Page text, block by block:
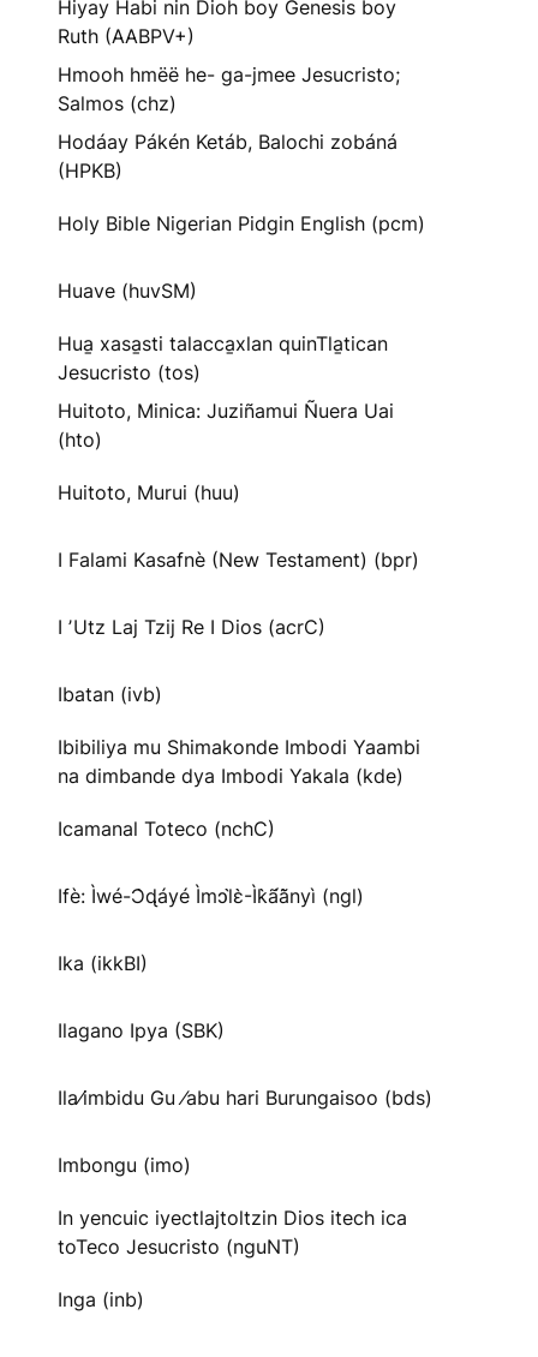
Hiyay Habi nin Dioh boy Genesis boy
Ruth (AABPV+)
Hmooh hmëë he- ga-jmee Jesucristo;
Salmos (chz)
Hodáay Pákén Ketáb, Balochi zobáná
(HPKB)
Holy Bible Nigerian Pidgin English (pcm)
Huave (huvSM)
Hua̱ xasa̱sti talacca̱xlan quinTla̱tican
Jesucristo (tos)
Huitoto, Minica: Juziñamui Ñuera Uai
(hto)
Huitoto, Murui (huu)
I Falami Kasafnè (New Testament) (bpr)
I ʼUtz Laj Tzij Re I Dios (acrC)
Ibatan (ivb)
Ibibiliya mu Shimakonde Imbodi Yaambi
na dimbande dya Imbodi Yakala (kde)
Icamanal Toteco (nchC)
Ifè: Ìwé-Ɔ̀ɖáyé Ìmↄl̀ɛ̀-Ìk̀ã́ã̀nyì (ngl)
Ika (ikkBI)
Ilagano Ipya (SBK)
Ila⁄imbidu Gu ⁄abu hari Burungaisoo (bds)
Imbongu (imo)
In yencuic iyectlajtoltzin Dios itech ica
toTeco Jesucristo (nguNT)
Inga (inb)